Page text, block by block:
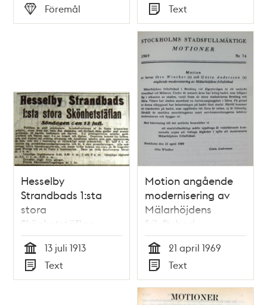
Tid
Typ
Föremål Tid
Typ
Text
Hesselby
Strandbads 1:sta
stora
Skönhetstäflan -
annons i Stockholms
Dagblad
Tid
13 juli 1913
Typ
Text
Motion angående
modernisering av
Mälarhöjdens
friluftsbad -
Stadsfullmäktige
1969
Tid
21 april 1969
Typ
Text